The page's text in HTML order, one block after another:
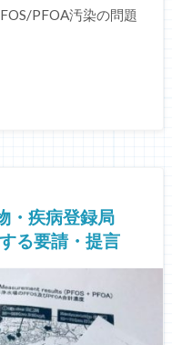
PFOA汚染の問題
・疾病登録局
る要請・提言